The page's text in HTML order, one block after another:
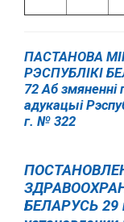
ПАСТАНОВА
РЭСПУБЛІКІ
72 Аб змяненні
адукацыі
г. № 322
БЕЛАРУСЬ 29